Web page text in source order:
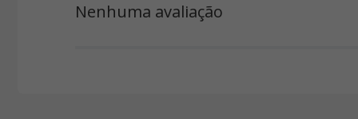
Nenhuma avaliação